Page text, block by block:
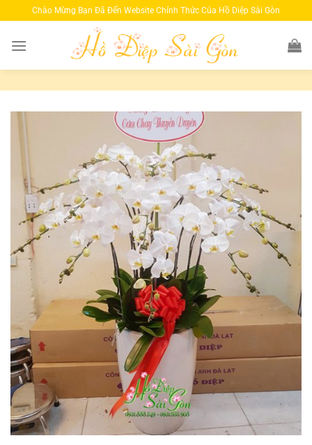
qua
nội
Chào Mừng Bạn Đã Đến Website Chính Thức Của Hồ Diệp Sài Gòn